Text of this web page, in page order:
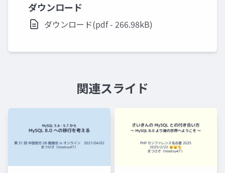
ダウンロード
ダウンロード(pdf - 266.98kB)
関連スライド